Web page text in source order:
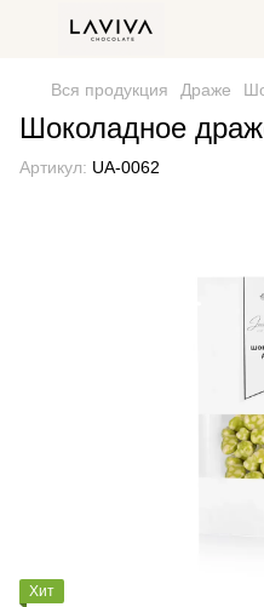
Вся продукция Драже
Шоколадное
Артикул: UA-0062
Хит